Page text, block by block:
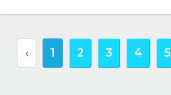
‹ 1 2 3 4 5